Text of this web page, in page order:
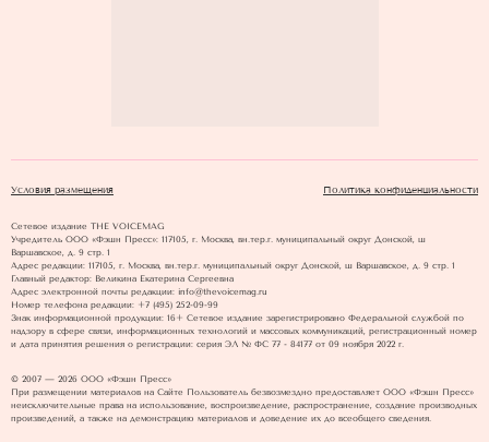
Условия размещения Политика конфиденциальности
Сетевое издание THE VOICEMAG
Учредитель ООО «Фэшн Пресс»: 117105, г. Москва, вн.тер.г. муниципальный округ Донской, ш
Варшавское, д. 9 стр. 1
Адрес редакции: 117105, г. Москва, вн.тер.г. муниципальный округ Донской, ш Варшавское, д. 9 стр. 1
Главный редактор: Великина Екатерина Сергеевна
Адрес электронной почты редакции: info@thevoicemag.ru
Номер телефона редакции: +7 (495) 252-09-99
Знак информационной продукции: 16+ Cетевое издание зарегистрировано Федеральной службой по
надзору в сфере связи, информационных технологий и массовых коммуникаций, регистрационный номер
и дата принятия решения о регистрации: серия ЭЛ № ФС 77 - 84177 от 09 ноября 2022 г.
© 2007 — 2026 ООО «Фэшн Пресс»
При размещении материалов на Сайте Пользователь безвозмездно предоставляет ООО «Фэшн Пресс»
неисключительные права на использование, воспроизведение, распространение, создание производных
произведений, а также на демонстрацию материалов и доведение их до всеобщего сведения.